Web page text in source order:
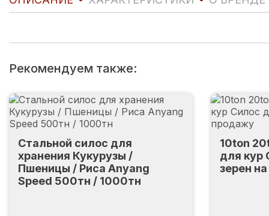
Рекомендуем также:
Стальной силос для
хранения Кукурузы /
Пшеницы / Риса Anyang
Speed 500тн / 1000тн
10ton
для кур
зерен